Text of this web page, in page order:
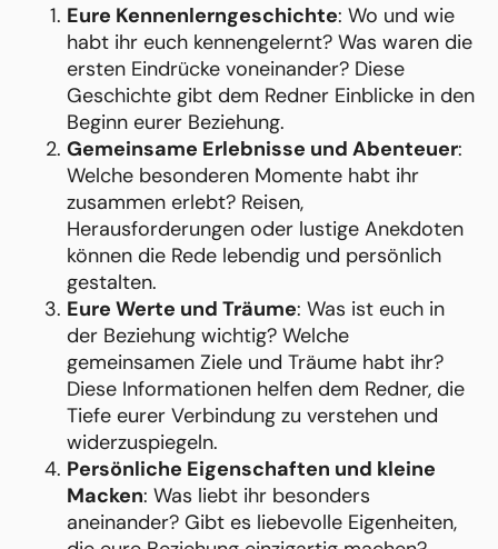
Eure Kennenlerngeschichte: Wo und wie
habt ihr euch kennengelernt? Was waren die
ersten Eindrücke voneinander? Diese
Geschichte gibt dem Redner Einblicke in den
Beginn eurer Beziehung.
Gemeinsame Erlebnisse und Abenteuer:
Welche besonderen Momente habt ihr
zusammen erlebt? Reisen,
Herausforderungen oder lustige Anekdoten
können die Rede lebendig und persönlich
gestalten.
Eure Werte und Träume: Was ist euch in
der Beziehung wichtig? Welche
gemeinsamen Ziele und Träume habt ihr?
Diese Informationen helfen dem Redner, die
Tiefe eurer Verbindung zu verstehen und
widerzuspiegeln.
Persönliche Eigenschaften und kleine
Macken: Was liebt ihr besonders
aneinander? Gibt es liebevolle Eigenheiten,